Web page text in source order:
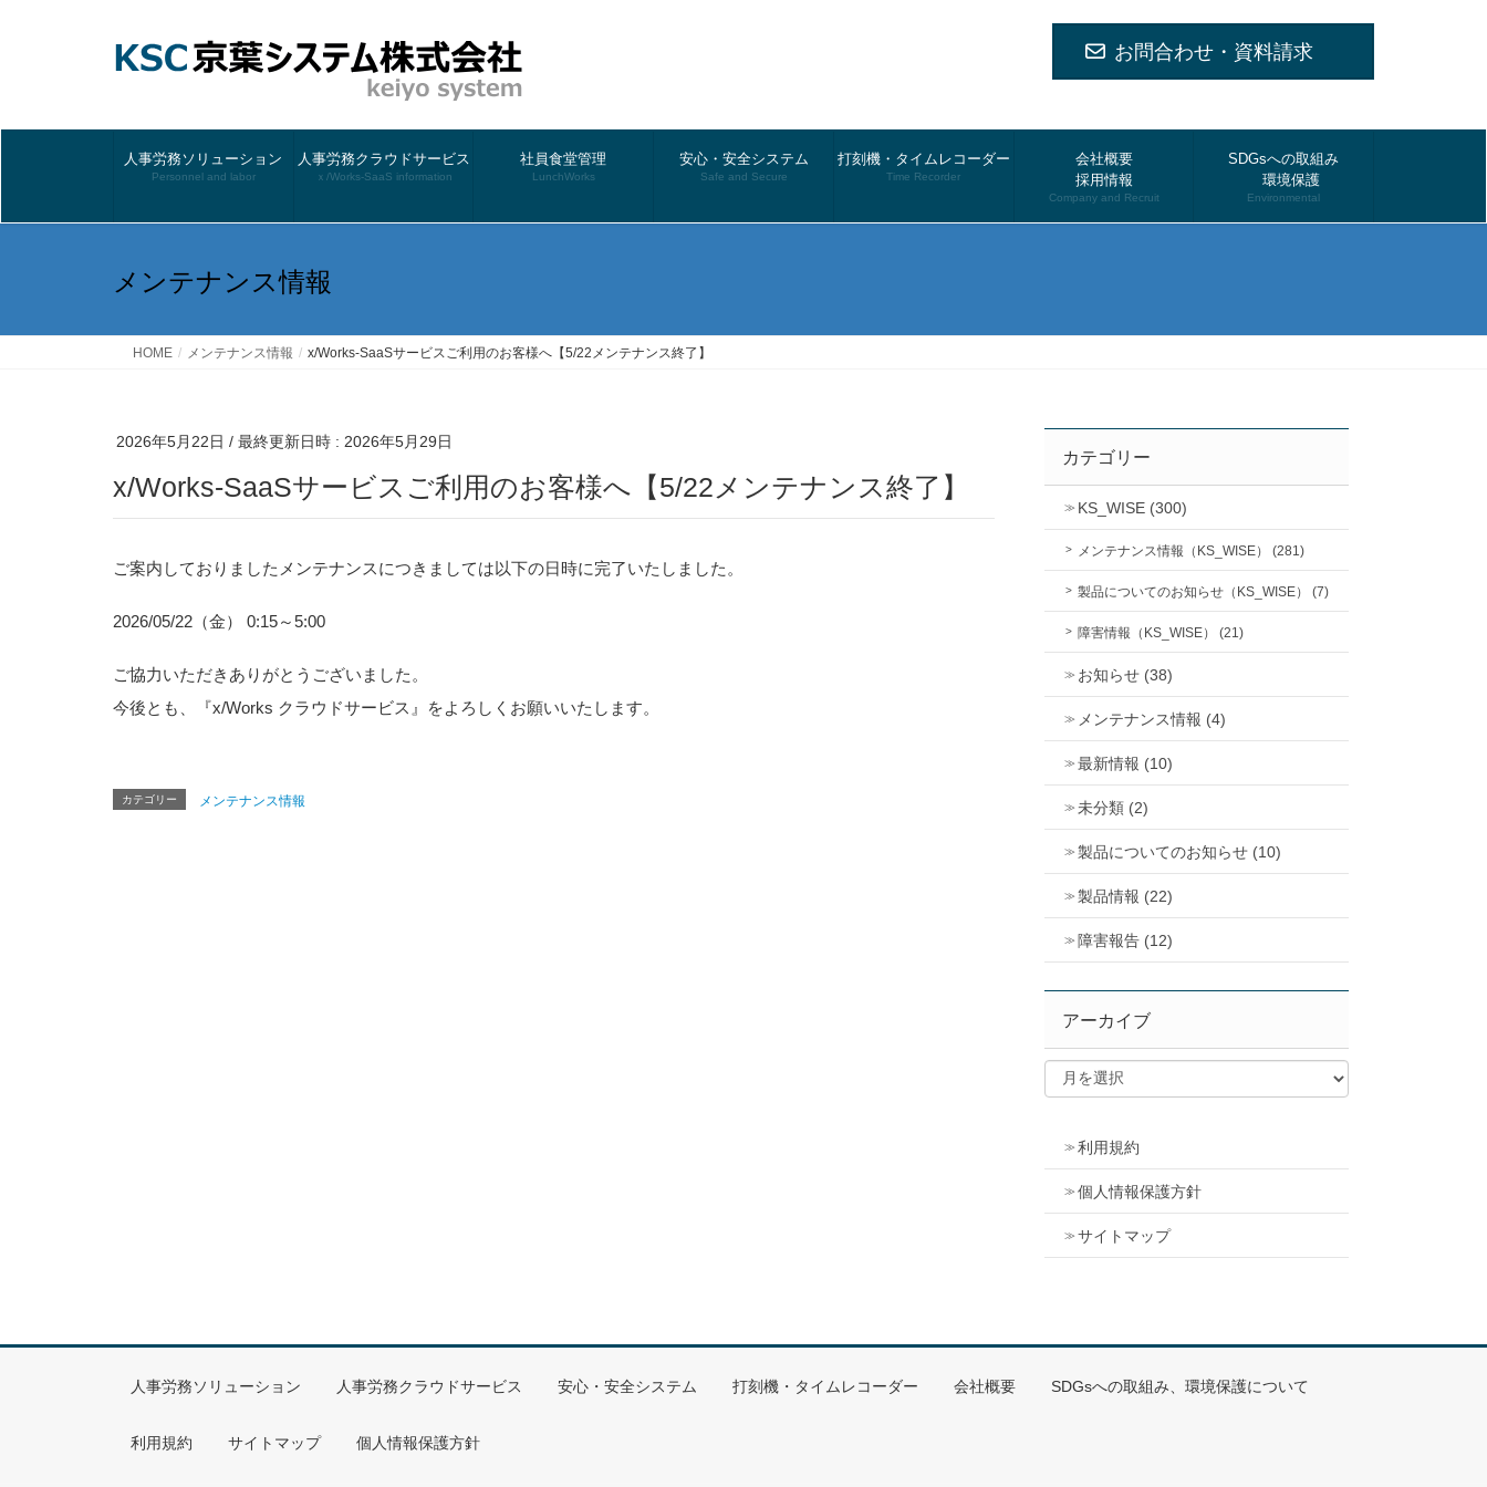
お問合わせ・資料請求
人事労務ソリューション
Personnel and labor
人事労務クラウドサービス
ｘ/Works-SaaS information
社員食堂管理
LunchWorks
安心・安全システム
Safe and Secure
打刻機・タイムレコーダー
Time Recorder
会社概要
採用情報
Company and Recruit
SDGsへの取組み
環境保護
Environmental
メンテナンス情報
HOME メンテナンス情報 x/Works-SaaSサービスご利用のお客様へ【5/22メンテナンス終了】
2026年5月22日 / 最終更新日時 : 2026年5月29日
x/Works-SaaSサービスご利用のお客様へ【5/22メンテナンス終了】
ご案内しておりましたメンテナンスにつきましては以下の日時に完了いたしました。
2026/05/22（金） 0:15～5:00
ご協力いただきありがとうございました。
今後とも、『x/Works クラウドサービス』をよろしくお願いいたします。
カテゴリー メンテナンス情報
カテゴリー
KS_WISE (300)
メンテナンス情報（KS_WISE） (281)
製品についてのお知らせ（KS_WISE） (7)
障害情報（KS_WISE） (21)
お知らせ (38)
メンテナンス情報 (4)
最新情報 (10)
未分類 (2)
製品についてのお知らせ (10)
製品情報 (22)
障害報告 (12)
アーカイブ
利用規約
個人情報保護方針
サイトマップ
人事労務ソリューション 人事労務クラウドサービス 安心・安全システム 打刻機・タイムレコーダー 会社概要 SDGsへの取組み、環境保護について
利用規約 サイトマップ 個人情報保護方針